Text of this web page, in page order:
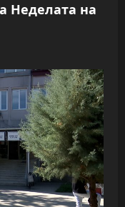
Неделата на